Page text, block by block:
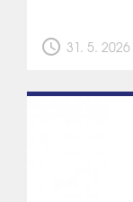
schedule 31. 5. 2026